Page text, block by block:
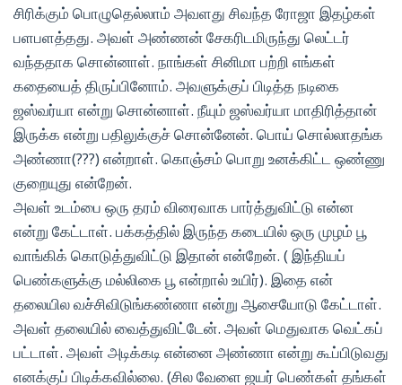
சிரிக்கும் பொழுதெல்லாம் அவளது சிவந்த ரோஜா இதழ்கள்
பளபளத்தது. அவள் அண்ணன் சேகரிடமிருந்து லெட்டர்
வந்ததாக சொன்னாள். நாங்கள் சினிமா பற்றி எங்கள்
கதையைத் திருப்பினோம். அவளுக்குப் பிடித்த நடிகை
ஜஸ்வர்யா என்று சொன்னாள். நீயும் ஜஸ்வர்யா மாதிரித்தான்
இருக்க என்று பதிலுக்குச் சொன்னேன். பொய் சொல்லாதங்க
அண்ணா(???) என்றாள். கொஞ்சம் பொறு உனக்கிட்ட ஒண்ணு
குறையுது என்றேன்.
அவள் உடம்பை ஒரு தரம் விரைவாக பார்த்துவிட்டு என்ன
என்று கேட்டாள். பக்கத்தில் இருந்த கடையில் ஒரு முழம் பூ
வாங்கிக் கொடுத்துவிட்டு இதான் என்றேன். ( இந்தியப்
பெண்களுக்கு மல்லிகை பூ என்றால் உயிர்). இதை என்
தலையில வச்சிவிடுங்கண்ணா என்று ஆசையோடு கேட்டாள்.
அவள் தலையில் வைத்துவிட்டேன். அவள் மெதுவாக வெட்கப்
பட்டாள். அவள் அடிக்கடி என்னை அண்ணா என்று கூப்பிடுவது
எனக்குப் பிடிக்கவில்லை. (சில வேளை ஜயர் பெண்கள் தங்கள்